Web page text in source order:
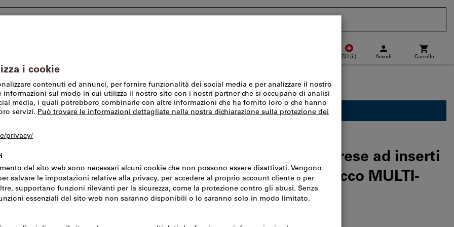
CH (it) Accedi Carrello
spallamenti Fresa per spallamenti ad inserti
Questo prodotto è disponibile solo per i clienti Business.
T290 ELN D14-03-MMT08-05 Frese ad inserti
a fissaggio tangenziale ed attacco MULTI-
MASTER